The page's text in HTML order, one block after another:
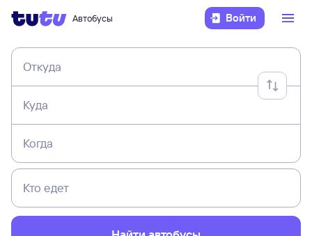
Автобусы Войти
Откуда
Куда
Когда
Кто едет